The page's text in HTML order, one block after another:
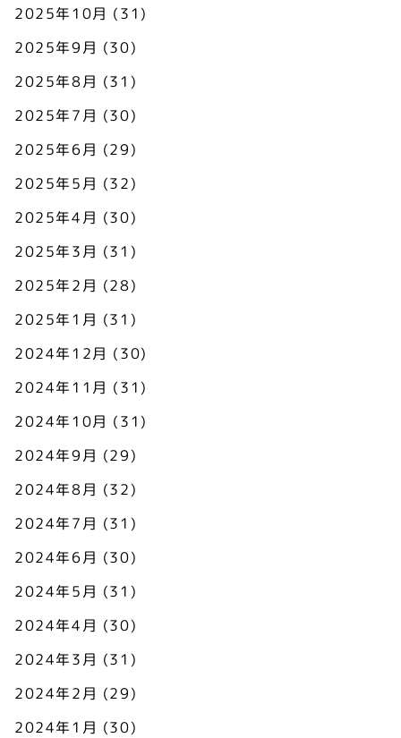
2025年10月 (31)
2025年9月 (30)
2025年8月 (31)
2025年7月 (30)
2025年6月 (29)
2025年5月 (32)
2025年4月 (30)
2025年3月 (31)
2025年2月 (28)
2025年1月 (31)
2024年12月 (30)
2024年11月 (31)
2024年10月 (31)
2024年9月 (29)
2024年8月 (32)
2024年7月 (31)
2024年6月 (30)
2024年5月 (31)
2024年4月 (30)
2024年3月 (31)
2024年2月 (29)
2024年1月 (30)